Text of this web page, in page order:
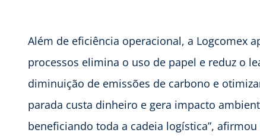
Além de eficiência operacional, a Logcomex
processos elimina o uso de papel e reduz o
diminuição de emissões de carbono e
parada custa dinheiro e gera impacto
beneficiando toda a cadeia logística”,